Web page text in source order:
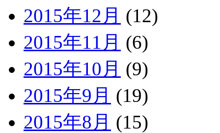
2015年12月 (12)
2015年11月 (6)
2015年10月 (9)
2015年9月 (19)
2015年8月 (15)